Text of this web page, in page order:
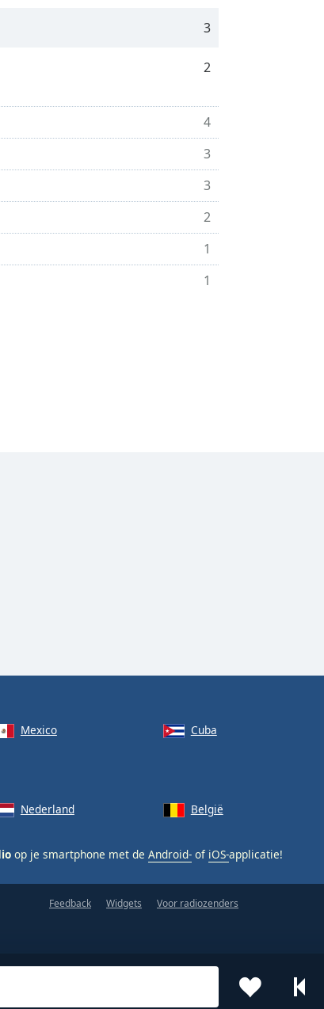
3
2
4
3
3
2
1
1
Mexico Cuba
Nederland België
op je smartphone met de Android- of iOS-applicatie!
Feedback Widgets Voor radiozenders